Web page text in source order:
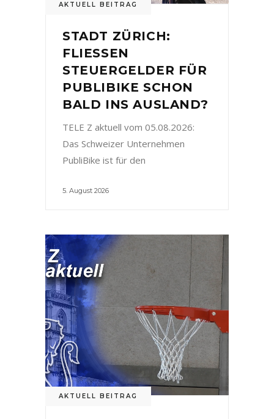
AKTUELL BEITRAG
STADT ZÜRICH:
FLIESSEN
STEUERGELDER FÜR
PUBLIBIKE SCHON
BALD INS AUSLAND?
TELE Z aktuell vom 05.08.2026:
Das Schweizer Unternehmen
PubliBike ist für den
5. August 2026
AKTUELL BEITRAG